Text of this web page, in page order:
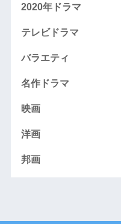
2020年ドラマ
テレビドラマ
バラエティ
名作ドラマ
映画
洋画
邦画